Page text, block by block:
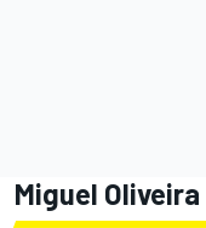
Miguel Oliveira